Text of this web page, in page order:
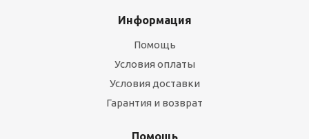
Информация
Помощь
Условия оплаты
Условия доставки
Гарантия и возврат
Помощь